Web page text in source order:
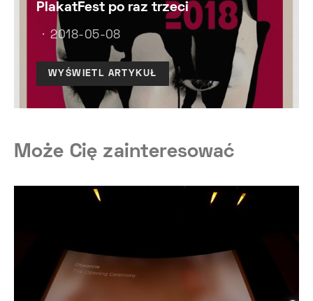
PlakatFest po raz trzeci
2018-05-08
WYŚWIETL ARTYKUŁ
Może Cię zainteresować